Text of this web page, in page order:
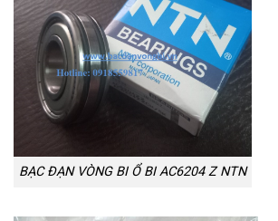
BẠC ĐẠN VÒNG BI Ổ BI AC6204 Z NTN